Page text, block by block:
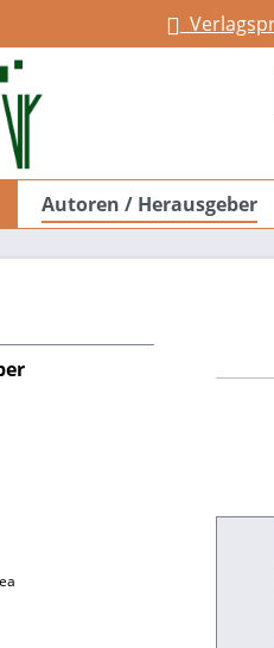
springen
Autoren / Herausgeber